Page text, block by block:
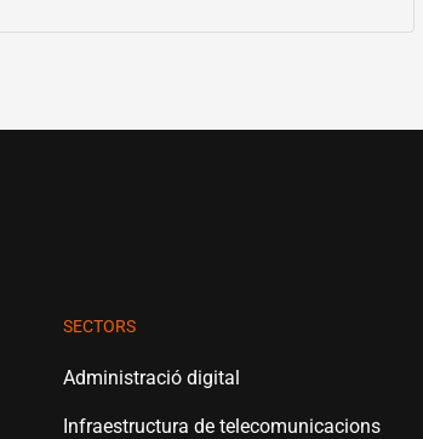
SECTORS
Administració digital
Infraestructura de telecomunicacions